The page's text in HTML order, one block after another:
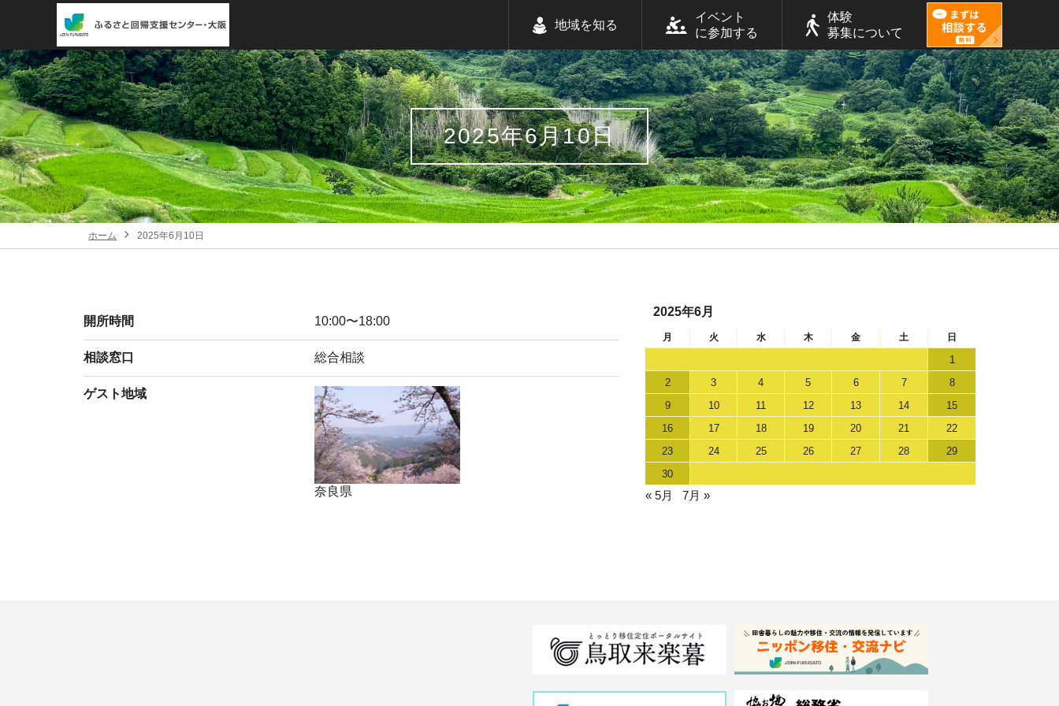
地域を知る
イベント
に参加する
体験
募集について
2025年6月10日
ホーム 2025年6月10日
開所時間 10:00〜18:00
相談窓口 総合相談
ゲスト地域
奈良県
2025年6月
月 火 水 木 金 土 日
1
2
3 4 5 6 7
8
9
10 11 12 13 14
15
16
17 18 19 20 21
22
23
24 25 26 27 28
29
30
« 5月 7月 »